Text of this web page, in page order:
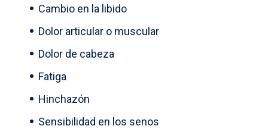
Cambio en la libido
Dolor articular o muscular
Dolor de cabeza
Fatiga
Hinchazón
Sensibilidad en los senos